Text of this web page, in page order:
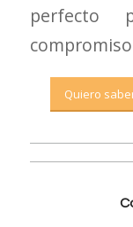
perfecto
Quiero